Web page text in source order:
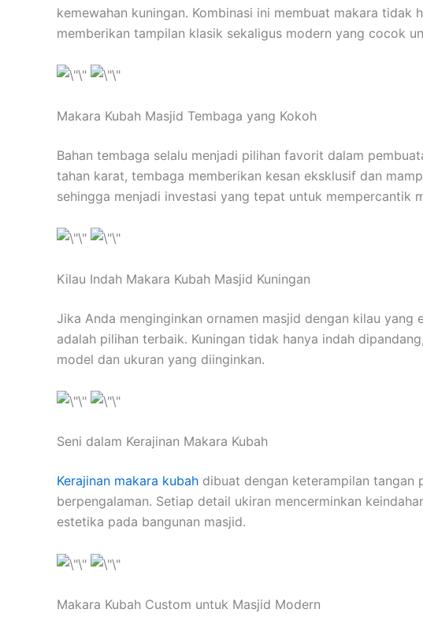
kemewahan kuningan. Kombinasi ini membuat makara tidak
memberikan tampilan klasik sekaligus modern yang cocok
Makara Kubah Masjid Tembaga yang Kokoh
Bahan tembaga selalu menjadi pilihan favorit dalam
tahan karat, tembaga memberikan kesan eksklusif dan
sehingga menjadi investasi yang tepat untuk mempercantik
Kilau Indah Makara Kubah Masjid Kuningan
Jika Anda menginginkan ornamen masjid dengan kilau yang
adalah pilihan terbaik. Kuningan tidak hanya indah
model dan ukuran yang diinginkan.
Seni dalam Kerajinan Makara Kubah
Kerajinan makara kubah dibuat dengan keterampilan tangan
berpengalaman. Setiap detail ukiran mencerminkan
estetika pada bangunan masjid.
Makara Kubah Custom untuk Masjid Modern